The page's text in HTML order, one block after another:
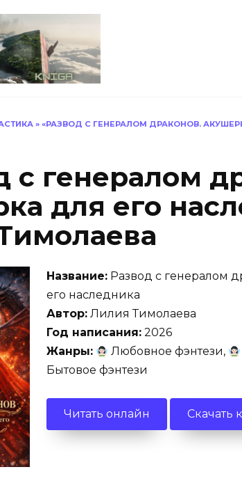
» «РАЗВОД С ГЕНЕРАЛОМ ДРАКОНОВ.
с генералом
для его
Название: Развод с генералом
его наследника
Автор: Лилия Тимолаева
Год написания: 2026
Жанры:
Любовное фэнтези,
Бытовое фэнтези
Читать онлайн Скачать